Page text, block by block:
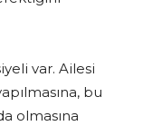
var. Ailesi
bu
olmasına